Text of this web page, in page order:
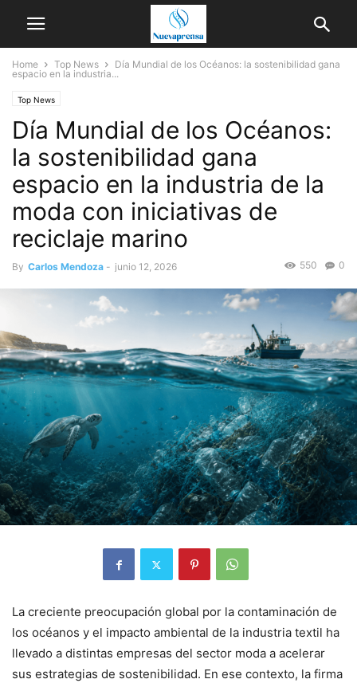
Home Top News
Día Mundial de los Océanos: la sostenibilidad gana
espacio en la industria...
Top News
Día Mundial de los Océanos:
la sostenibilidad gana
espacio en la industria de la
moda con iniciativas de
reciclaje marino
By Carlos Mendoza - junio 12, 2026 0
550
La creciente preocupación global por la contaminación de
los océanos y el impacto ambiental de la industria textil ha
llevado a distintas empresas del sector moda a acelerar
sus estrategias de sostenibilidad. En ese contexto, la firma